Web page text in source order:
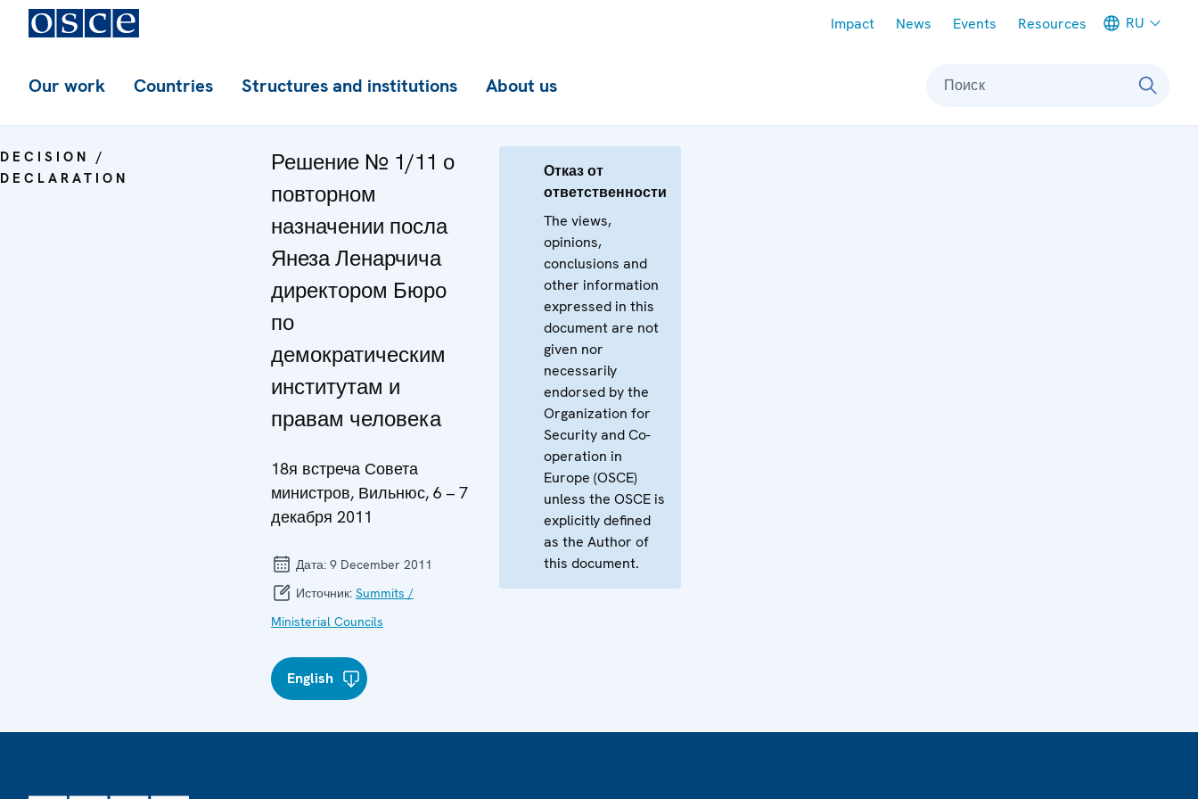
Impact News Events Resources RU
Our work Countries Structures and institutions About us Поиск
DECISION /
DECLARATION
Решение № 1/11 о
повторном
назначении посла
Янеза Ленарчича
директором Бюро
по
демократическим
институтам и
правам человека
18я встреча Совета
министров, Вильнюс, 6 – 7
декабря 2011
Дата: 9 December 2011
Источник: Summits /
Ministerial Councils
English
Отказ от
ответственности
The views,
opinions,
conclusions and
other information
expressed in this
document are not
given nor
necessarily
endorsed by the
Organization for
Security and Co-
operation in
Europe (OSCE)
unless the OSCE is
explicitly defined
as the Author of
this document.